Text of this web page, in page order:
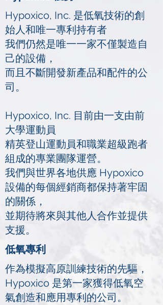
Hypoxico, Inc. 是低氧技術的創
始人和唯一專利持有者
我們仍然是唯一一家不僅製造自
己的設備，
而且不斷開發新產品和配件的公
司。
Hypoxico, Inc. 目前由一支由前
大學運動員
精英登山運動員和職業超級跑者
組成的專業團隊運營。
我們與世界各地供應 Hypoxico
設備的每個經銷商都保持著牢固
的關係，
並期待將來與其他人合作並提供
支援。
低氧專利
作為模擬高原訓練技術的先驅，
Hypoxico 是第一家獲得低氧空
氣創造和應用專利的公司。